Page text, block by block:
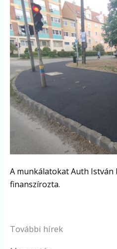
A munkálatokat Auth
finanszírozta.
További hírek